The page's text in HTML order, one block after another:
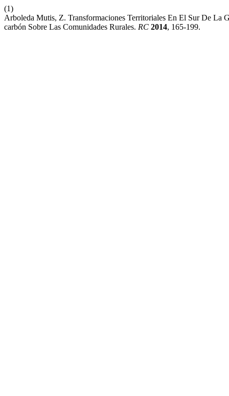
(1)
Arboleda Mutis, Z. Transformaciones Territoriales En El Sur De La
carbón Sobre Las Comunidades Rurales. RC 2014, 165-199.